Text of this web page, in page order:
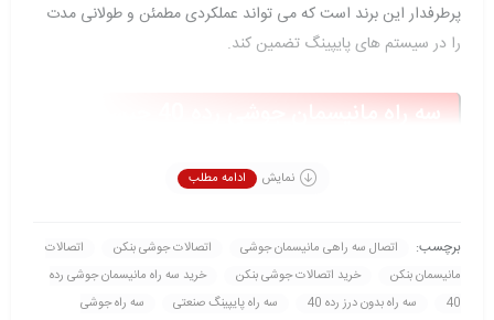
پرطرفدار این برند است که می تواند عملکردی مطمئن و طولانی مدت
را در سیستم های پایپینگ تضمین کند.
سه راه مانیسمان جوشی رده 40 چیست؟
سیستم های انتقال سیالات است که برای ایجاد یک انشعاب استاندارد
شود که جریان سیال را بدون ایجاد افت فشار قابل توجه به مسیر جدید
هدایت کند و در عین حال استحکام لوله کشی حفظ شود. واژه
مانیسمان به معنی بدون درز بودن محصول است؛ یعنی در فرآیند تولید
نمایش ادامه مطلب
برچسب: اتصال سه راهی مانیسمان جوشی اتصالات جوشی بنکن
اتصالات
مانیسمان بنکن
خرید اتصالات جوشی بنکن
خرید سه راه مانیسمان جوشی رده
40
سه راه بدون درز رده 40 سه راه پایپینگ صنعتی
سه راه جوشی